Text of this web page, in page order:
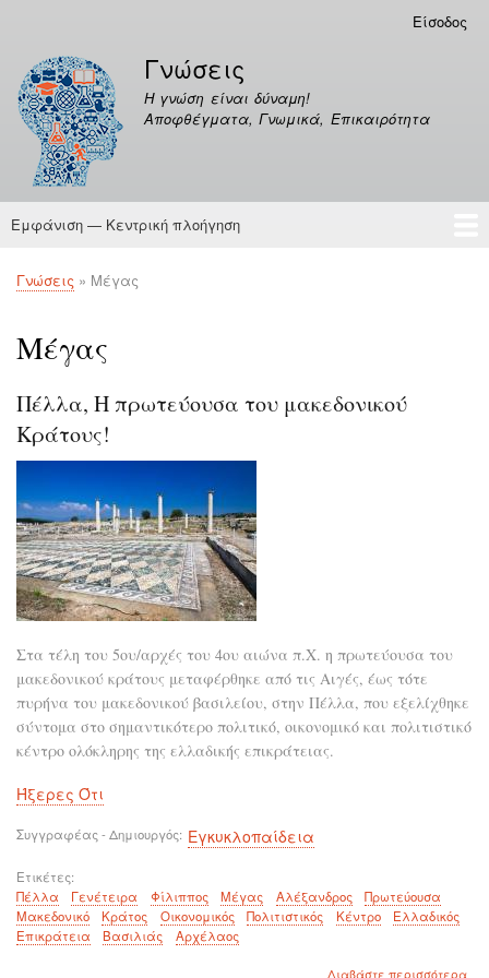
περιεχόμενο
λογαριασμού
χρήστη
Είσοδος
Γνώσεις
Η γνώση είναι δύναμη!
Αποφθέγματα, Γνωμικά, Επικαιρότητα
Κεντρική
Εμφάνιση — Κεντρική πλοήγηση
Γνώσεις
Αποφθέγματα
Breadcrumb
Γνώσεις Μέγας
Μέγας
Πέλλα, Η πρωτεύουσα του μακεδονικού
Κράτους!
Στα τέλη του 5ου/αρχές του 4ου αιώνα π.Χ. η πρωτεύουσα του
μακεδονικού κράτους μεταφέρθηκε από τις Αιγές, έως τότε
πυρήνα του μακεδονικού βασιλείου, στην Πέλλα, που εξελίχθηκε
σύντομα στο σημαντικότερο πολιτικό, οικονομικό και πολιτιστικό
κέντρο ολόκληρης της ελλαδικής επικράτειας.
Ήξερες Ότι
Συγγραφέας - Δημιουργός Εγκυκλοπαίδεια
Ετικέτες
Πέλλα
Γενέτειρα Φίλιππος Μέγας Αλέξανδρος
Πρωτεύουσα
Μακεδονικό
Κράτος Οικονομικός Πολιτιστικός Κέντρο
Ελλαδικός
Επικράτεια
Βασιλιάς Αρχέλαος
Διαβάστε περισσότεραγια